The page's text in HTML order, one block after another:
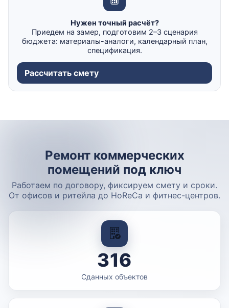
Нужен точный расчёт?
Приедем на замер, подготовим 2–3 сценария
бюджета: материалы-аналоги, календарный план,
спецификация.
Рассчитать смету
Ремонт коммерческих
помещений под ключ
Работаем по договору, фиксируем смету и сроки.
От офисов и ритейла до HoReCa и фитнес-центров.
316
Сданных объектов